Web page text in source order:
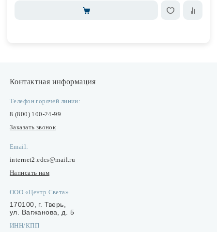
Контактная информация
Телефон горячей линии:
8 (800) 100-24-99
Заказать звонок
Email:
internet2.edcs@mail.ru
Написать нам
ООО «Центр Света»
170100, г. Тверь,
ул. Вагжанова, д. 5
ИНН/КПП